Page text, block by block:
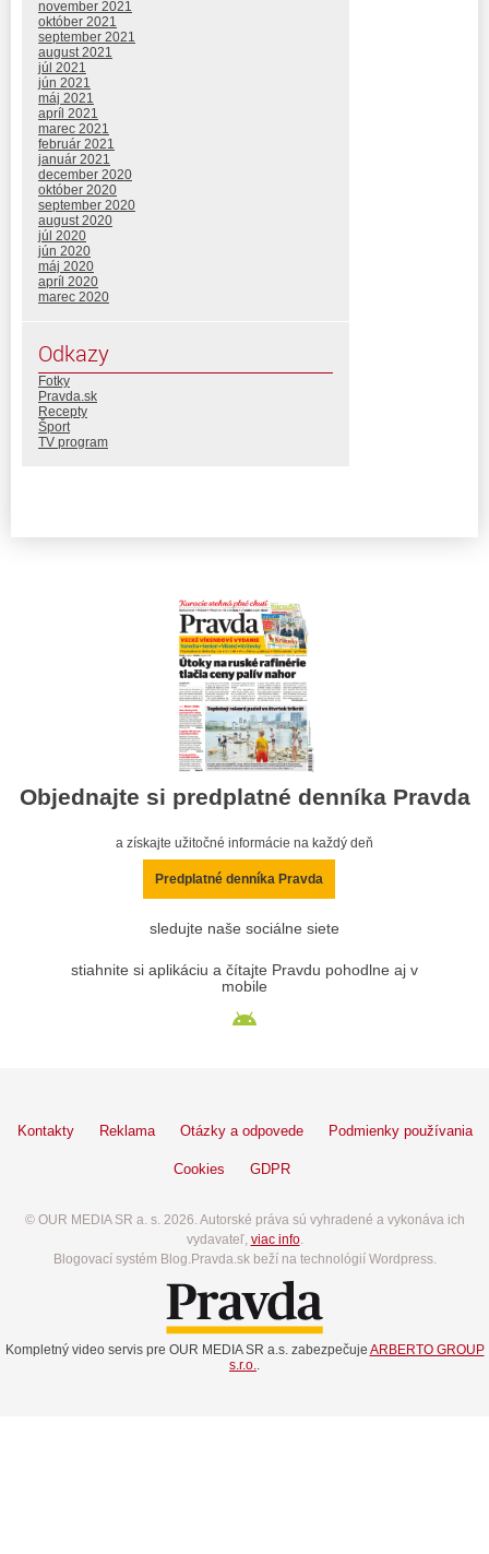
november 2021
október 2021
september 2021
august 2021
júl 2021
jún 2021
máj 2021
apríl 2021
marec 2021
február 2021
január 2021
december 2020
október 2020
september 2020
august 2020
júl 2020
jún 2020
máj 2020
apríl 2020
marec 2020
Odkazy
Fotky
Pravda.sk
Recepty
Šport
TV program
Objednajte si predplatné denníka Pravda
a získajte užitočné informácie na každý deň
Predplatné denníka Pravda
sledujte naše sociálne siete
stiahnite si aplikáciu a čítajte Pravdu pohodlne aj v
mobile
Kontakty Reklama Otázky a odpovede Podmienky používania
Cookies GDPR
© OUR MEDIA SR a. s. 2026. Autorské práva sú vyhradené a vykonáva ich
vydavateľ, viac info.
Blogovací systém Blog.Pravda.sk beží na technológií Wordpress.
Kompletný video servis pre OUR MEDIA SR a.s. zabezpečuje ARBERTO GROUP
s.r.o..